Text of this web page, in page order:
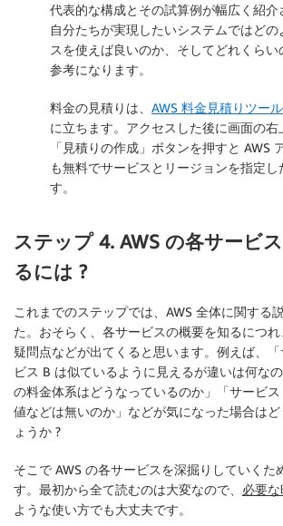
代表的な構成とその試算例が幅広く紹介
自分たちが実現したいシステムではどの
スを使えば良いのか、そしてどれくら
参考になります。
料金の見積りは、 AWS 料金見積りツール
に立ちます。アクセスした後に画面の右
「見積りの作成」ボタンを押すと AWS
も無料でサービスとリージョンを指定
す。
ステップ 4. AWS の各サービ
るには ?
これまでのステップでは、AWS 全体に関する
た。おそらく、各サービスの概要を知るにつ
疑問点などが出てくると思います。例えば、
ビス B は似ているように見えるが違いは何な
の料金体系はどうなっているのか」「サービ
値などは無いのか」などが気になった場合は
ょうか ?
そこで AWS の各サービスを深掘りしていくた
す。最初から全て読むのは大変なので、 必要
ような使い方でも大丈夫です。